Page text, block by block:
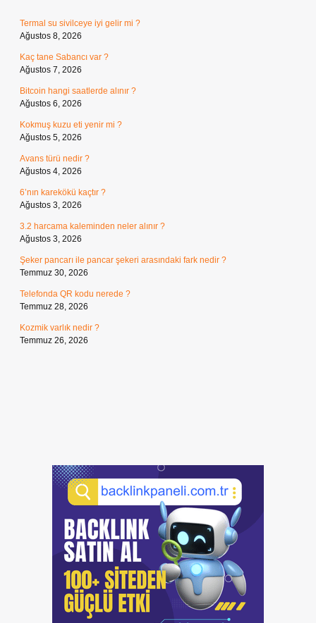
Termal su sivilceye iyi gelir mi ?
Ağustos 8, 2026
Kaç tane Sabancı var ?
Ağustos 7, 2026
Bitcoin hangi saatlerde alınır ?
Ağustos 6, 2026
Kokmuş kuzu eti yenir mi ?
Ağustos 5, 2026
Avans türü nedir ?
Ağustos 4, 2026
6’nın karekökü kaçtır ?
Ağustos 3, 2026
3.2 harcama kaleminden neler alınır ?
Ağustos 3, 2026
Şeker pancarı ile pancar şekeri arasındaki fark nedir ?
Temmuz 30, 2026
Telefonda QR kodu nerede ?
Temmuz 28, 2026
Kozmik varlık nedir ?
Temmuz 26, 2026